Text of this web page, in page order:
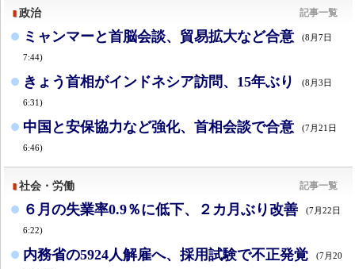
政治 記事一覧
ミャンマーと首脳会談、貿易拡大など合意 (8月7日
7:44)
きょう首相がインドネシア訪問、15年ぶり (8月3日
6:31)
中国と安保協力など強化、首相会談で合意 (7月21日
6:46)
社会・労働 記事一覧
６月の失業率0.9％に低下、２カ月ぶり改善 (7月22日
6:22)
内務省の5924人解雇へ、採用試験で不正発覚
(7月20